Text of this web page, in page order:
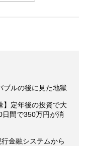
ルの後に見た地獄
】定年後の投資で大
間で350万円が消
金融システムから